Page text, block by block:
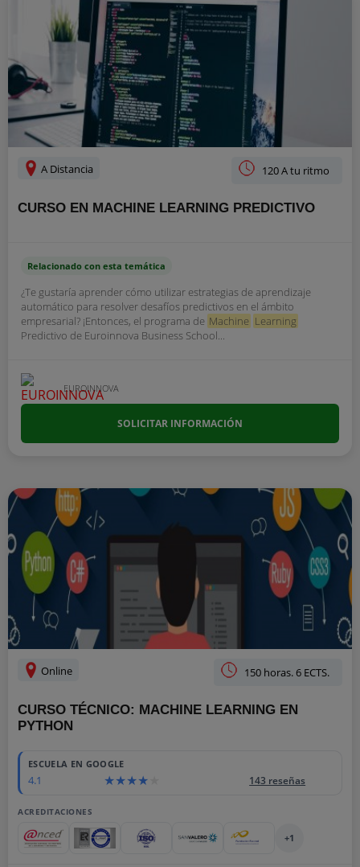
A Distancia 120 A tu ritmo
CURSO EN MACHINE LEARNING PREDICTIVO
Relacionado con esta temática
¿Te gustaría aprender cómo utilizar estrategias de aprendizaje
automático para resolver desafíos predictivos en el ámbito
empresarial? ¡Entonces, el programa de Machine Learning
Predictivo de Euroinnova Business School...
EUROINNOVA
SOLICITAR INFORMACIÓN
Online 150 horas. 6 ECTS.
CURSO TÉCNICO: MACHINE LEARNING EN
PYTHON
ESCUELA EN GOOGLE
4.1 143 reseñas
ACREDITACIONES
+1